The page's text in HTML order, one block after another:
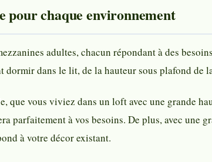
pour chaque environnement
adultes, chacun répondant à des
dormir dans le lit, de la hauteur sous plafond de
que vous viviez dans un loft avec une grande
parfaitement à vos besoins. De plus, avec une
à votre décor existant.